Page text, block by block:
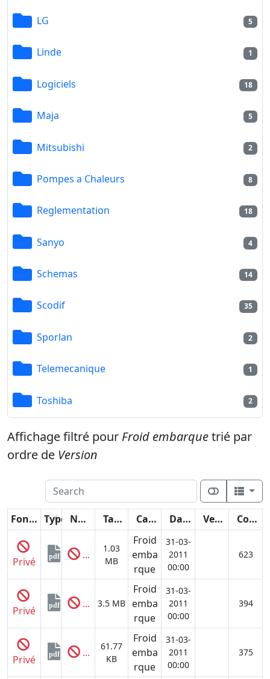
LG 5
Linde 1
Logiciels 18
Maja 5
Mitsubishi 2
Pompes a Chaleurs 8
Reglementation 18
Sanyo 4
Schemas 14
Scodif 35
Sporlan 2
Telemecanique 1
Toshiba 2
Affichage filtré pour Froid embarquetrié par
ordre de Version
Fonctions Type Nom Taille Catégorie Date Version Compteur
Privé pdf ...
1.03
MB
Froid
emba
rque
31-03-
2011
00:00
623
Privé pdf ... 3.5 MB
Froid
emba
rque
31-03-
2011
00:00
394
Privé pdf ...
61.77
KB
Froid
emba
rque
31-03-
2011
00:00
375